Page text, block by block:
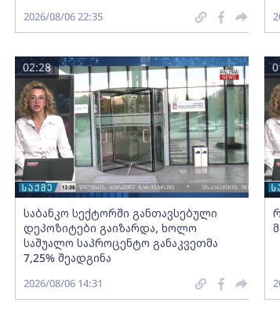
2026/08/06 22:35
საბანკო სექტორში განთავსებული
დეპოზიტები გაიზარდა, ხოლო
საშუალო საპროცენტო განაკვეთმა
7,25% შეადგინა
02:28
2026/08/06 14:31